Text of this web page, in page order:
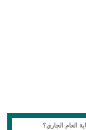
العام الجاري؟